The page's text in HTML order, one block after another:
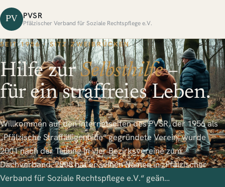
PV PVSR
Pfälzischer Verband für Soziale Rechtspflege e.V.
SEIT 1956 · SITZ ZWEIBRÜCKEN
Hilfe zurSelbsthilfe–
für ein straffreies Leben.
Willkommen auf den Internetseiten des PVSR, der 1956 als
„Pfälzische Straffälligenhilfe“ gegründete Verein, wurde
2001 nach der Teilung in vier Bezirksvereine zum
Dachverband. 2008 hat er seinen Namen in „Pfälzischer
Verband für Soziale Rechtspflege e.V.“ geän…